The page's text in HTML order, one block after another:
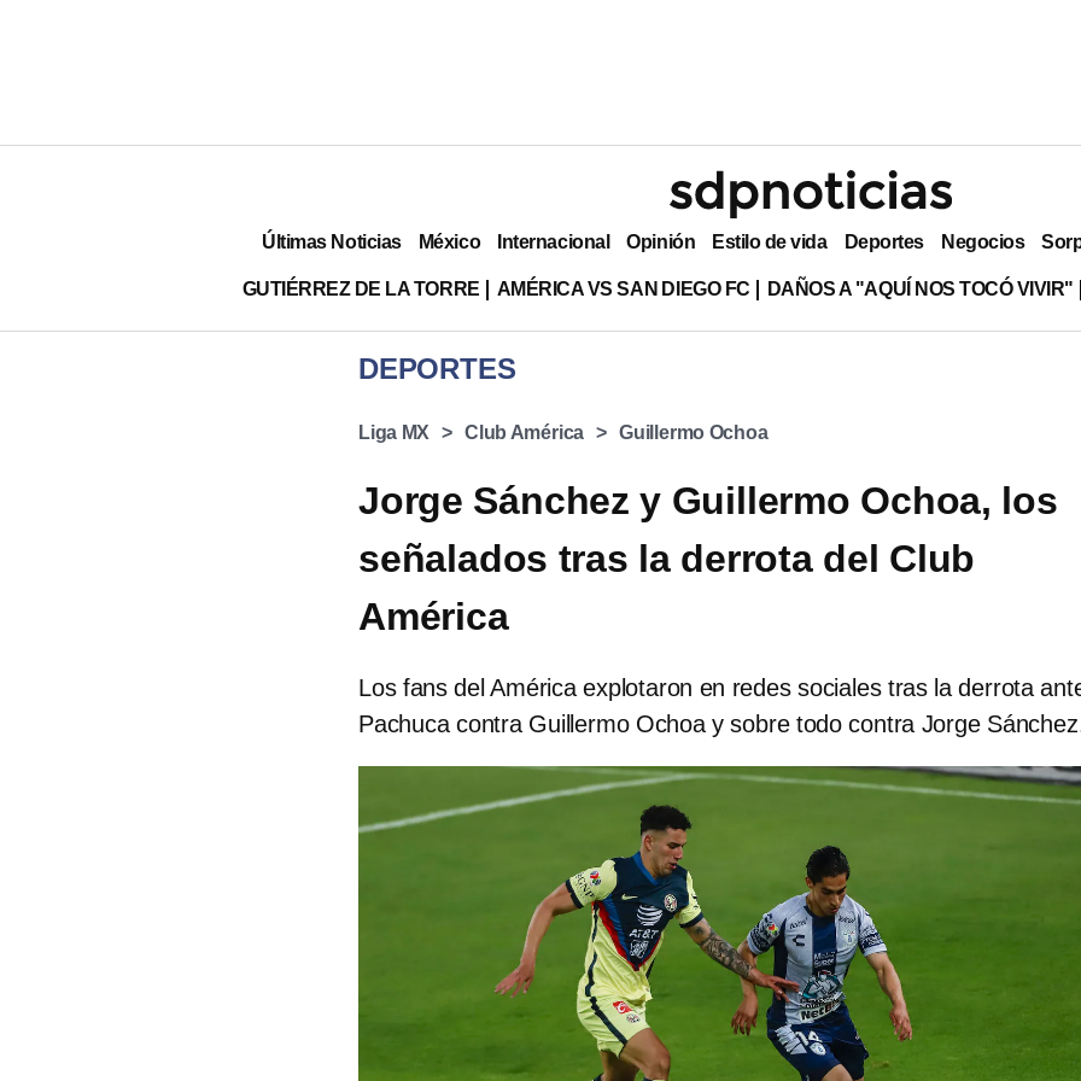
Últimas Noticias México Internacional Opinión Estilo de vida Deportes Negocios
GUTIÉRREZ DE LA TORRE AMÉRICA VS SAN DIEGO FC DAÑOS A "AQUÍ NOS TOCÓ VIVIR"
DEPORTES
Liga MX Club América Guillermo Ochoa
Jorge Sánchez y Guillermo Ochoa, los
señalados tras la derrota del Club
América
Los fans del América explotaron en redes sociales tras la derrota
Pachuca contra Guillermo Ochoa y sobre todo contra Jorge